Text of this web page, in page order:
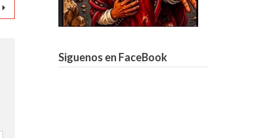
Siguenos en FaceBook